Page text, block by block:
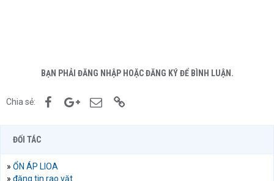
BẠN PHẢI ĐĂNG NHẬP HOẶC ĐĂNG KÝ ĐỂ BÌNH LUẬN.
Chia sẻ: FacebookGoogle+Email
ĐỐI TÁC
» ỔN ÁP LIOA
» đăng tin rao vặt